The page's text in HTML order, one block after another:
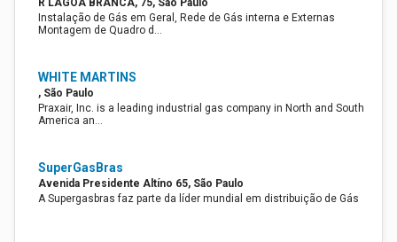
R LAGOA BRANCA, 75, São Paulo
Instalação de Gás em Geral, Rede de Gás interna e Externas
Montagem de Quadro d…
WHITE MARTINS
, São Paulo
Praxair, Inc. is a leading industrial gas company in North and South
America an…
SuperGasBras
Avenida Presidente Altíno 65, São Paulo
A Supergasbras faz parte da líder mundial em distribuição de Gás